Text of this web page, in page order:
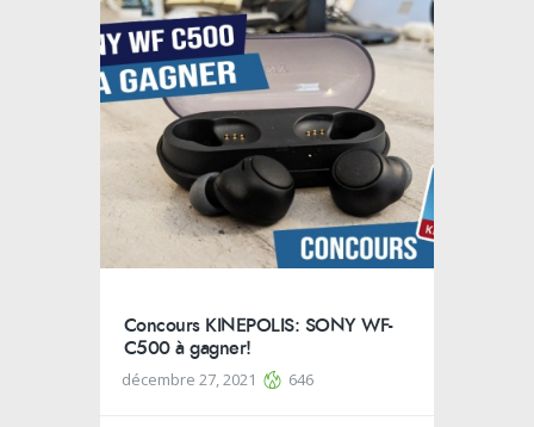
Concours KINEPOLIS: SONY WF-
C500 à gagner!
décembre 27, 2021 646